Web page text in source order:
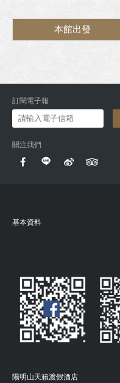
本館出發
訂閱電子報
關注我們
基本資料
陽明山天籟渡假酒店